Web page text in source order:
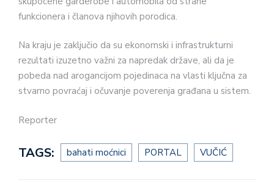
funkcionera i članova njihovih porodica.
Na kraju je zaključio da su ekonomski i infrastrukturni
rezultati izuzetno važni za napredak države, ali da je
pobeda nad arogancijom pojedinaca na vlasti ključna za
stvarno povraćaj i očuvanje poverenja građana u sistem.
Reporter
TAGS: bahati moćnici PORTAL VUČIĆ